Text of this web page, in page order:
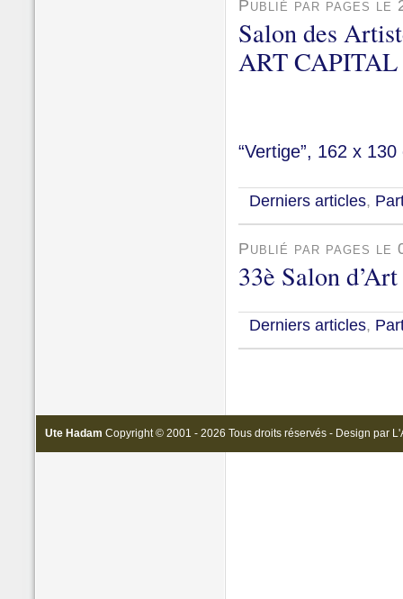
Publié par pages le
Salon des
ART CAPITAL
“Vertige”, 162 x 130
Derniers articles,
Publié par pages le
33è Salon
Derniers articles,
Ute Hadam Copyright © 2001 - 2026 Tous droits réservés - Design par